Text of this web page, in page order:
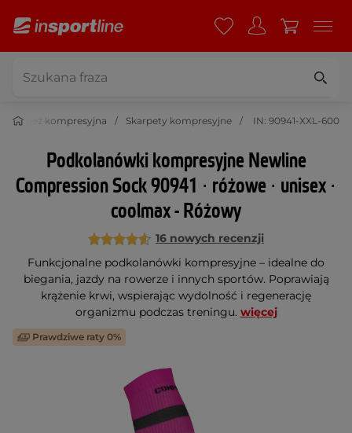
Odzież kompresyjna Skarpety kompresyjne IN: 90941-XXL-600
Podkolanówki kompresyjne Newline
Compression Sock 90941 ∙ różowe ∙ unisex ∙
coolmax - Różowy
16 nowych recenzji
Funkcjonalne podkolanówki kompresyjne – idealne do
biegania, jazdy na rowerze i innych sportów. Poprawiają
krążenie krwi, wspierając wydolność i regenerację
organizmu podczas treningu. więcej
Prawdziwe raty 0%